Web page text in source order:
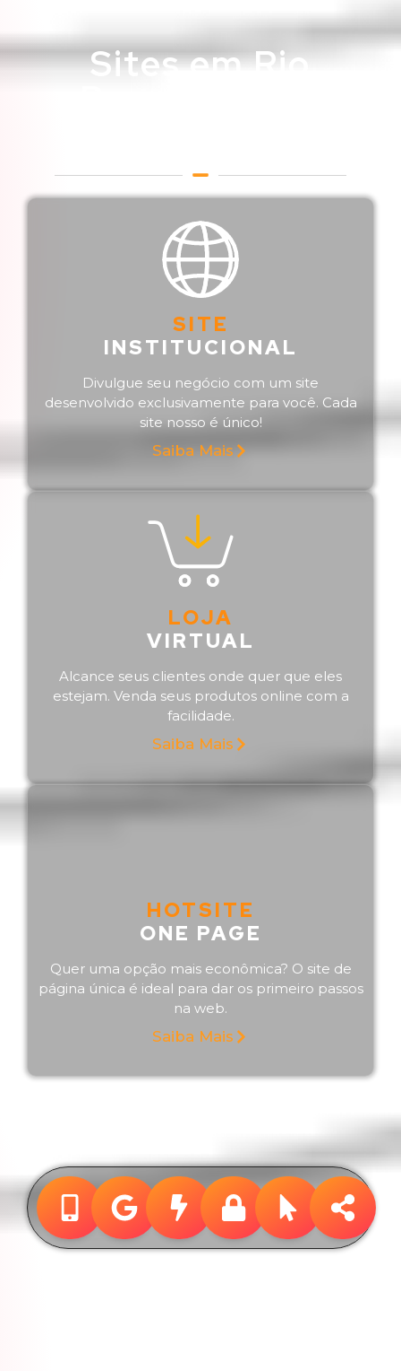
Sites em Rio
SITE
INSTITUCIONAL
Divulgue seu negócio com um site
desenvolvido exclusivamente para você. Cada
site nosso é único!
Saiba Mais
LOJA
VIRTUAL
Alcance seus clientes onde quer que eles
estejam. Venda seus produtos online com a
facilidade.
Saiba Mais
HOTSITE
ONE PAGE
Quer uma opção mais econômica? O site de
página única é ideal para dar os primeiro passos
na web.
Saiba Mais